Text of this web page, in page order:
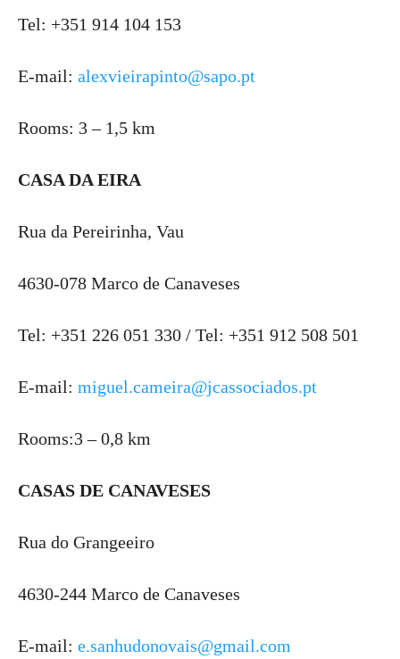
Tel: +351 914 104 153
E-mail: alexvieirapinto@sapo.pt
Rooms: 3 – 1,5 km
CASA DA EIRA
Rua da Pereirinha, Vau
4630-078 Marco de Canaveses
Tel: +351 226 051 330 / Tel: +351 912 508 501
E-mail: miguel.cameira@jcassociados.pt
Rooms:3 – 0,8 km
CASAS DE CANAVESES
Rua do Grangeeiro
4630-244 Marco de Canaveses
E-mail: e.sanhudonovais@gmail.com